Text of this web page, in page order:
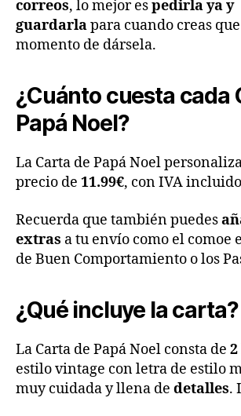
correos, lo mejor espedirla ya y
guardarlapara cuando creas
momento de dársela.
¿Cuánto cuesta cada
Papá Noel?
La Carta de Papá Noel
precio de 11.99€, con IVA
Recuerda que también puedes
extras a tu envío como el comoe
de Buen Comportamiento o los
¿Qué incluye la carta?
La Carta de Papá Noel consta de
estilo vintage con letra de estilo
muy cuidada y llena de detalles.